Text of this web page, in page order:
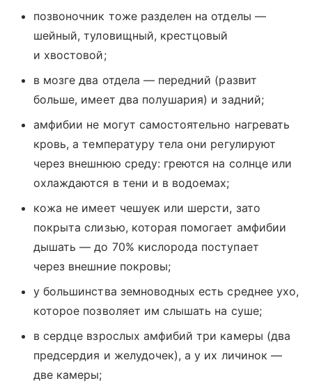
позвоночник тоже разделен на отделы —
шейный, туловищный, крестцовый
и хвостовой;
в мозге два отдела — передний (развит
больше, имеет два полушария) и задний;
амфибии не могут самостоятельно нагревать
кровь, а температуру тела они регулируют
через внешнюю среду: греются на солнце или
охлаждаются в тени и в водоемах;
кожа не имеет чешуек или шерсти, зато
покрыта слизью, которая помогает амфибии
дышать ― до 70% кислорода поступает
через внешние покровы;
у большинства земноводных есть среднее ухо,
которое позволяет им слышать на суше;
в сердце взрослых амфибий три камеры (два
предсердия и желудочек), а у их личинок —
две камеры;